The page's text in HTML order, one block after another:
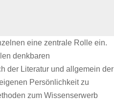
eine zentrale Rolle ein.
denkbaren
der Literatur und allgemein der
Persönlichkeit zu
zum Wissenserwerb